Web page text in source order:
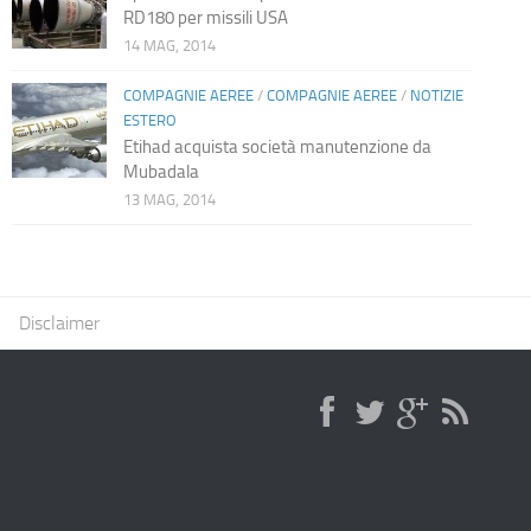
RD180 per missili USA
14 MAG, 2014
COMPAGNIE AEREE/ COMPAGNIE AEREE/ NOTIZIE
ESTERO
Etihad acquista società manutenzione da
Mubadala
13 MAG, 2014
Disclaimer